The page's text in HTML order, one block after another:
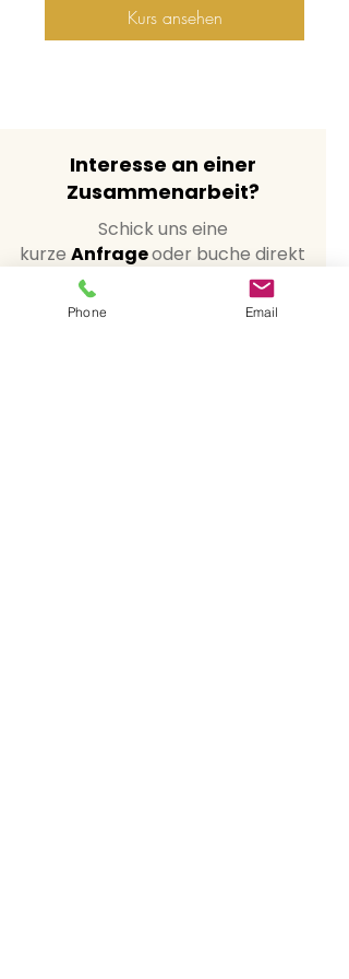
Kurs ansehen
Interesse an einer
Zusammenarbeit?
Schick uns eine
kurze Anfrageoder buche direkt
Beratung
, damit wir Ziele,
Umfang und passende Formate
Phone Email